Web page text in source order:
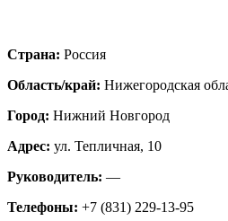
Страна: Россия
Область/край: Нижегородская
Город: Нижний Новгород
Адрес: ул. Тепличная, 10
Руководитель: —
Телефоны: +7 (831) 229-13-95